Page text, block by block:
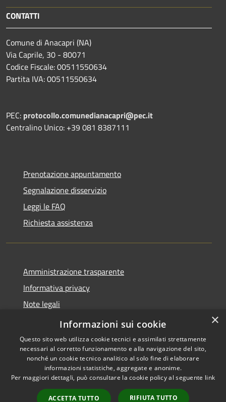
CONTATTI
Comune di Anacapri (NA)
Via Caprile, 30 - 80071
Codice Fiscale: 00511550634
Partita IVA: 00511550634
PEC: protocollo.comunedianacapri@pec.it
Centralino Unico: +39 081 8387111
Prenotazione appuntamento
Segnalazione disservizio
Leggi le FAQ
Richiesta assistenza
Amministrazione trasparente
Informativa privacy
Note legali
Dichiarazione di accessibilità
Accessibilità
Copyright © 2026 • Comune di
Anacapri • Powered by
Municipium•
Accesso
×
Informazioni sui cookie
Questo sito web utilizza cookie tecnici e assimilati strettamente
necessari al corretto funzionamento e alla navigazione del sito,
nonché un cookie tecnico analitico al solo fine di elaborare
informazioni statistiche, aggregate e anonime.
Per maggiori dettagli, può consultare la cookie policy al seguente link
ACCETTA TUTTO RIFIUTA TUTTO